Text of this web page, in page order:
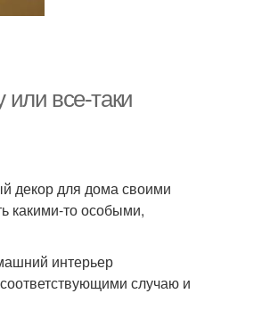
все-таки
декор для дома своими
какими-то особыми,
интерьер
случаю и